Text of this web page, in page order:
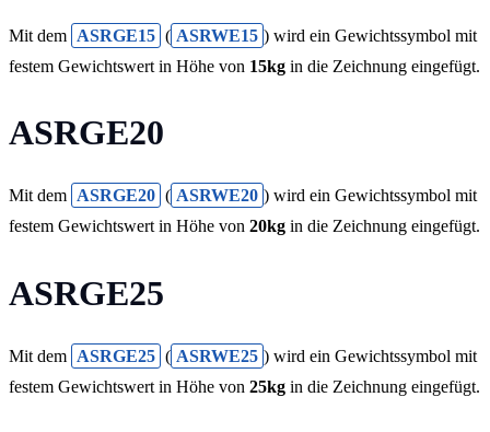
Mit dem ASRGE15 ( ASRWE15 ) wird ein Gewichtssymbol mit
festem Gewichtswert in Höhe von 15kg in die Zeichnung eingefügt.
ASRGE20
Mit dem ASRGE20 ( ASRWE20 ) wird ein Gewichtssymbol mit
festem Gewichtswert in Höhe von 20kg in die Zeichnung eingefügt.
ASRGE25
Mit dem ASRGE25 ( ASRWE25 ) wird ein Gewichtssymbol mit
festem Gewichtswert in Höhe von 25kg in die Zeichnung eingefügt.